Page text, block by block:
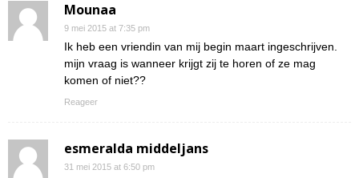
Mounaa
9 mei 2015 at 7:35 pm
Ik heb een vriendin van mij begin maart ingeschrijven.
mijn vraag is wanneer krijgt zij te horen of ze mag
komen of niet??
Reageer
esmeralda middeljans
31 mei 2015 at 6:50 pm